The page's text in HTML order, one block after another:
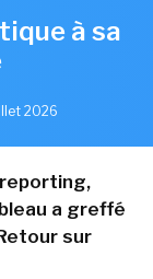
à sa
2026
a greffé
sur